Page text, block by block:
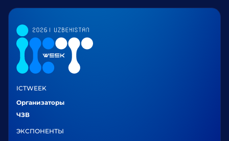
ICTWEEK
Организаторы
ЧЗВ
ЭКСПОНЕНТЫ